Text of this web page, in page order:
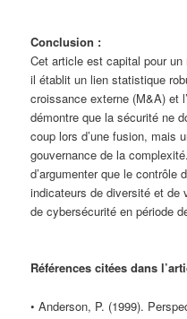
Conclusion :
Cet article est capital pour
il établit un lien statistique
croissance externe (M&A) et
démontre que la sécurité ne
coup lors d’une fusion, mais
gouvernance de la
d’argumenter que le contrôle
indicateurs de diversité et de
de cybersécurité en période
Références citées dans
• Anderson, P. (1999).